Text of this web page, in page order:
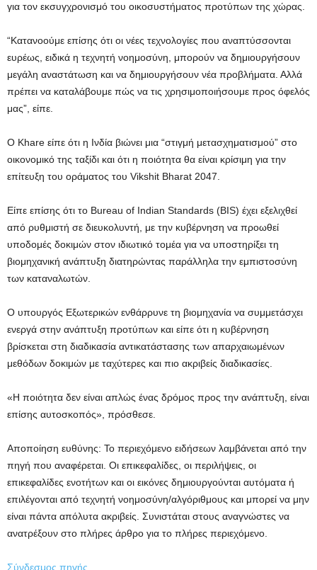
για τον εκσυγχρονισμό του οικοσυστήματος προτύπων της χώρας.
“Κατανοούμε επίσης ότι οι νέες τεχνολογίες που αναπτύσσονται
ευρέως, ειδικά η τεχνητή νοημοσύνη, μπορούν να δημιουργήσουν
μεγάλη αναστάτωση και να δημιουργήσουν νέα προβλήματα. Αλλά
πρέπει να καταλάβουμε πώς να τις χρησιμοποιήσουμε προς όφελός
μας”, είπε.
Ο Khare είπε ότι η Ινδία βιώνει μια “στιγμή μετασχηματισμού” στο
οικονομικό της ταξίδι και ότι η ποιότητα θα είναι κρίσιμη για την
επίτευξη του οράματος του Vikshit Bharat 2047.
Είπε επίσης ότι το Bureau of Indian Standards (BIS) έχει εξελιχθεί
από ρυθμιστή σε διευκολυντή, με την κυβέρνηση να προωθεί
υποδομές δοκιμών στον ιδιωτικό τομέα για να υποστηρίξει τη
βιομηχανική ανάπτυξη διατηρώντας παράλληλα την εμπιστοσύνη
των καταναλωτών.
Ο υπουργός Εξωτερικών ενθάρρυνε τη βιομηχανία να συμμετάσχει
ενεργά στην ανάπτυξη προτύπων και είπε ότι η κυβέρνηση
βρίσκεται στη διαδικασία αντικατάστασης των απαρχαιωμένων
μεθόδων δοκιμών με ταχύτερες και πιο ακριβείς διαδικασίες.
«Η ποιότητα δεν είναι απλώς ένας δρόμος προς την ανάπτυξη, είναι
επίσης αυτοσκοπός», πρόσθεσε.
Αποποίηση ευθύνης: Το περιεχόμενο ειδήσεων λαμβάνεται από την
πηγή που αναφέρεται. Οι επικεφαλίδες, οι περιλήψεις, οι
επικεφαλίδες ενοτήτων και οι εικόνες δημιουργούνται αυτόματα ή
επιλέγονται από τεχνητή νοημοσύνη/αλγόριθμους και μπορεί να μην
είναι πάντα απόλυτα ακριβείς. Συνιστάται στους αναγνώστες να
ανατρέξουν στο πλήρες άρθρο για το πλήρες περιεχόμενο.
Σύνδεσμος πηγής